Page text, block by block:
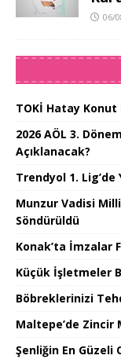
06/
TOKİ Hatay Konut
2026 AÖL 3.
Açıklanacak?
Trendyol 1. Lig’de
Munzur Vadisi Milli
Söndürüldü
Konak’ta İmzalar
Küçük İşletmeler
Böbreklerinizi
Maltepe’de Zincir
Şenliğin En Güzeli